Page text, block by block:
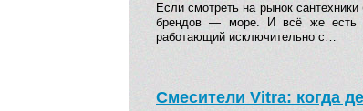
Если смотреть на рынок
брендов — море. И всё же есть
работающий исключительно с…
Смесители Vitra: когда